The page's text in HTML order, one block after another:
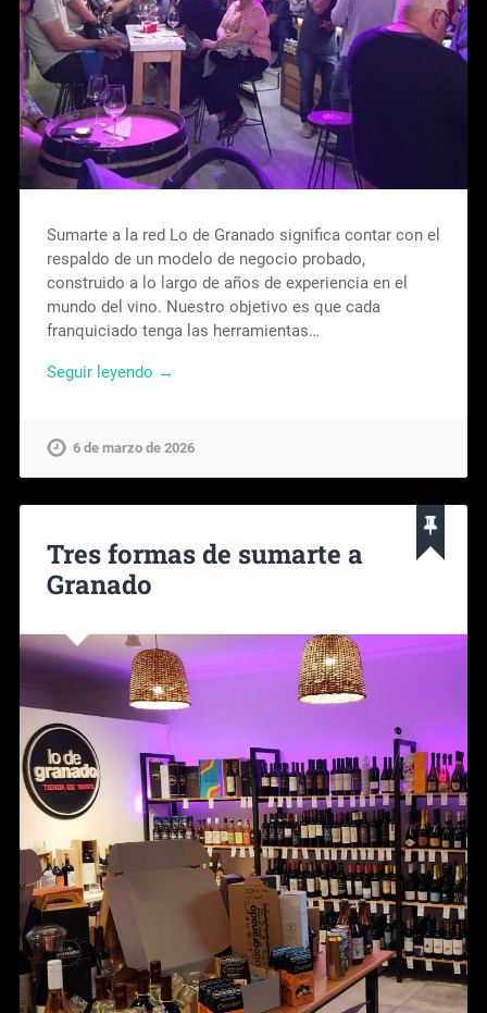
Sumarte a la red Lo de Granado significa contar con el
respaldo de un modelo de negocio probado,
construido a lo largo de años de experiencia en el
mundo del vino. Nuestro objetivo es que cada
franquiciado tenga las herramientas…
Seguir leyendo →
6 de marzo de 2026
Tres formas de sumarte a
Granado